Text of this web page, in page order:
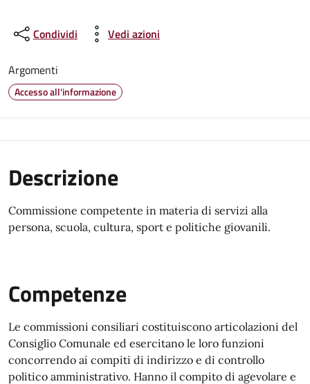
Condividi Vedi azioni
Argomenti
Accesso all'informazione
Descrizione
Commissione competente in materia di servizi alla
persona, scuola, cultura, sport e politiche giovanili.
Competenze
Le commissioni consiliari costituiscono articolazioni del
Consiglio Comunale ed esercitano le loro funzioni
concorrendo ai compiti di indirizzo e di controllo
politico amministrativo. Hanno il compito di agevolare e